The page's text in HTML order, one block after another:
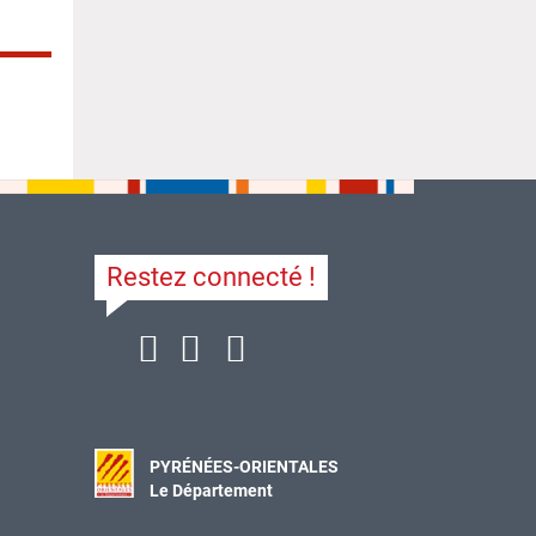
Restez connecté !
PYRÉNÉES-ORIENTALES
Le Département